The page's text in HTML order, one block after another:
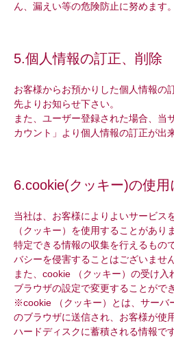
ん、漏えい等の危険防止に努めます。
5.個人情報の訂正、削除
お客様からお預かりした個人情報の
先よりお知らせ下さい。
また、ユーザー登録された場合、当
カウント」より個人情報の訂正が出
6.cookie(クッキー)の使用
当社は、お客様によりよいサービス
（クッキー）を使用することがあり
特定できる情報の収集を行えるもの
バシーを侵害することはございません
また、cookie （クッキー）の受け入
ブラウザの設定で変更することがで
※cookie （クッキー）とは、サーバ
のブラウザに送信され、お客様が使
ハードディスクに蓄積される情報です